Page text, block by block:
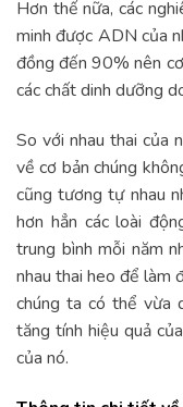
Hơn thế nữa, các
minh được ADN của
đồng đến 90% nên
các chất dinh dưỡng
So với nhau thai của
về cơ bản chúng
cũng tương tự nhau
hơn hẳn các loài
trung bình mỗi năm
nhau thai heo để làm
chúng ta có thể vừa
tăng tính hiệu quả
của nó.